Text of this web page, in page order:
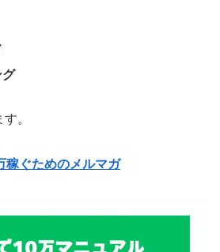
グ
。
稼ぐためのメルマガ